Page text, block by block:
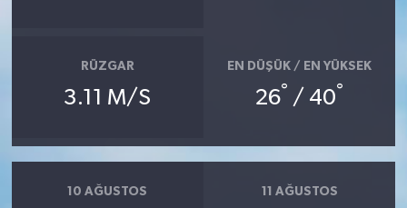
RÜZGAR
3.11 M/S
EN DÜŞÜK / EN YÜKSEK
26° / 40°
10 AĞUSTOS 11 AĞUSTOS